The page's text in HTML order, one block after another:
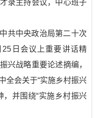
录主持会议，中心班子
共中央政治局第二十次
日会议上重要讲话精
兴战略重要论述摘编，
全会关于“实施乡村振兴
，并围绕“实施乡村振兴